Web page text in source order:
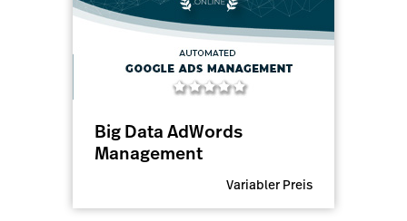
Big Data AdWords
Management
Variabler Preis